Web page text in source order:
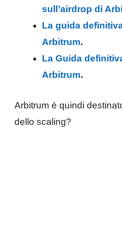
sull’airdrop di
La guida
Arbitrum.
La Guida
Arbitrum.
Arbitrum è quindi
dello scaling?